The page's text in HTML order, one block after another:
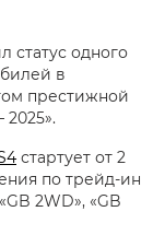
статус одного
в
престижной
стартует от 2
по трейд-ин
2WD», «GB